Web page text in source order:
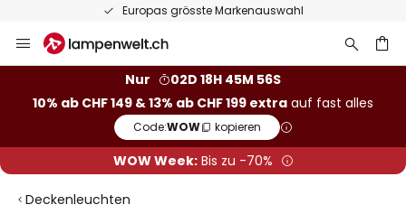
Europas grösste Markenauswahl
Inhalt
Nur
02D 18H 45M 55S
10% ab CHF 149 & 13% ab CHF 199 extra auf fast alles
Code:WOW kopieren
WOW Week:Bis zu -70%
Deckenleuchten